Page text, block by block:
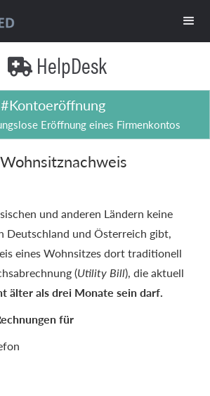
HelpDesk
#Kontoeröffnung
Eröffnung eines Firmenkontos
und anderen Ländern keine
Deutschland und Österreich gibt,
eines Wohnsitzes dort traditionell
(Utility Bill), die aktuell
älter als drei Monate sein darf.‍
für